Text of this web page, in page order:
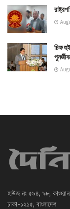
চিফ
হাউজ নং ৫৯৪, ৯৮, কাওরান
ঢাকা-১২১৫, বাংলাদেশ